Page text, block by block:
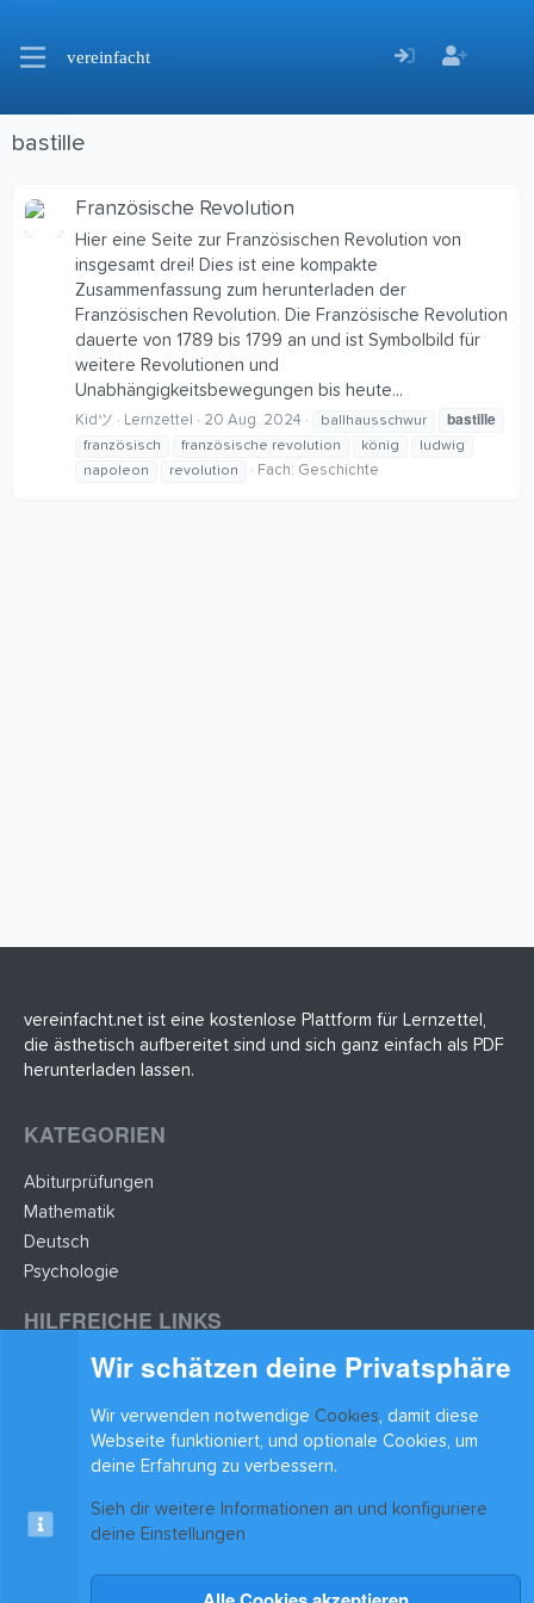
vereinfacht
bastille
Französische Revolution
Hier eine Seite zur Französischen Revolution von
insgesamt drei! Dies ist eine kompakte
Zusammenfassung zum herunterladen der
Französischen Revolution. Die Französische Revolution
dauerte von 1789 bis 1799 an und ist Symbolbild für
weitere Revolutionen und
Unabhängigkeitsbewegungen bis heute...
Kidツ Lernzettel 20 Aug. 2024 ballhausschwur bastille
französisch französische revolution könig
ludwig
napoleon
revolution Fach: Geschichte
vereinfacht.net ist eine kostenlose Plattform für Lernzettel,
die ästhetisch aufbereitet sind und sich ganz einfach als PDF
herunterladen lassen.
KATEGORIEN
Abiturprüfungen
Mathematik
Deutsch
Psychologie
HILFREICHE LINKS
Lernzettel hochladen
BLEIB AUF DEM LAUFENDEN
xenAwsome-GradientHeader Kontakt
Wir schätzen deine Privatsphäre
Wir verwenden notwendige Cookies, damit diese
Webseite funktioniert, und optionale Cookies, um
deine Erfahrung zu verbessern.
Sieh dir weitere Informationen an und konfiguriere
deine Einstellungen